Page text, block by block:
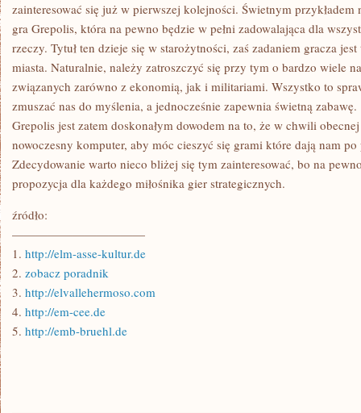
zainteresować się już w pierwszej kolejności. Świetnym przykładem
gra Grepolis, która na pewno będzie w pełni zadowalająca dla
rzeczy. Tytuł ten dzieje się w starożytności, zaś zadaniem gracza
miasta. Naturalnie, należy zatroszczyć się przy tym o bardzo wiele
związanych zarówno z ekonomią, jak i militariami. Wszystko to
zmuszać nas do myślenia, a jednocześnie zapewnia świetną zabawę.
Grepolis jest zatem doskonałym dowodem na to, że w chwili
nowoczesny komputer, aby móc cieszyć się grami które dają nam po
Zdecydowanie warto nieco bliżej się tym zainteresować, bo na
propozycja dla każdego miłośnika gier strategicznych.
źródło:
———————————
1. http://elm-asse-kultur.de
2. zobacz poradnik
3. http://elvallehermoso.com
4. http://em-cee.de
5. http://emb-bruehl.de